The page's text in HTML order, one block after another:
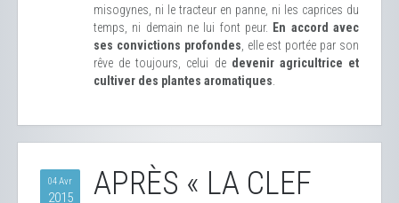
misogynes, ni le tracteur en panne, ni les caprices du
temps, ni demain ne lui font peur.
En accord avec
ses convictions profondes , elle est portée par son
rêve de toujours, celui de devenir agricultrice et
cultiver des plantes aromatiques
04 Avr
2015
APRÈS « LA CLEF